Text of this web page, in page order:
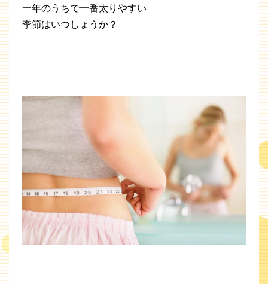
一年のうちで一番太りやすい
季節はいつしょうか？